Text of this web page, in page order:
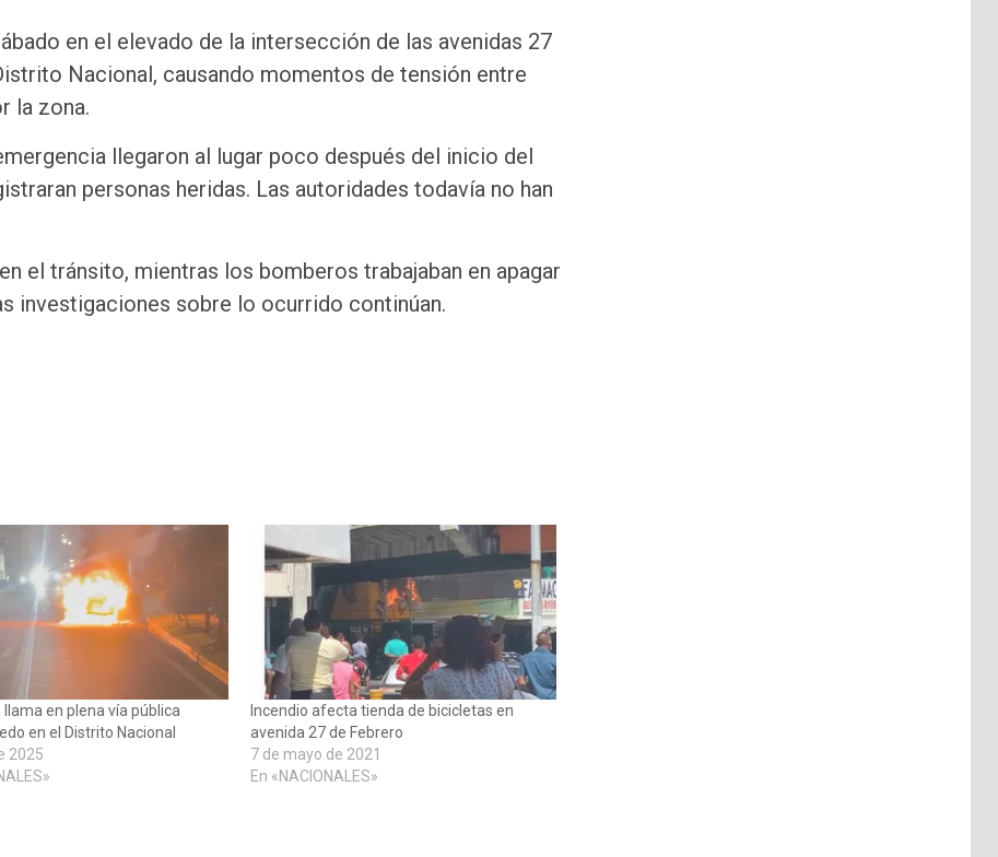
en el elevado de la intersección de las avenidas 27
Nacional, causando momentos de tensión entre
la zona.
llegaron al lugar poco después del inicio del
personas heridas. Las autoridades todavía no han
el tránsito, mientras los bomberos trabajaban en apagar
investigaciones sobre lo ocurrido continúan.
en plena vía pública
en el Distrito Nacional
2025
Incendio afecta tienda de bicicletas en
avenida 27 de Febrero
7 de mayo de 2021
En «NACIONALES»